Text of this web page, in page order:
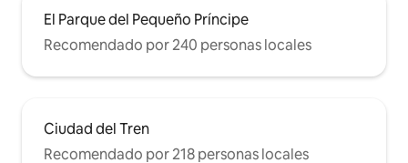
El Parque del Pequeño Príncipe
Recomendado por 240 personas locales
Ciudad del Tren
Recomendado por 218 personas locales